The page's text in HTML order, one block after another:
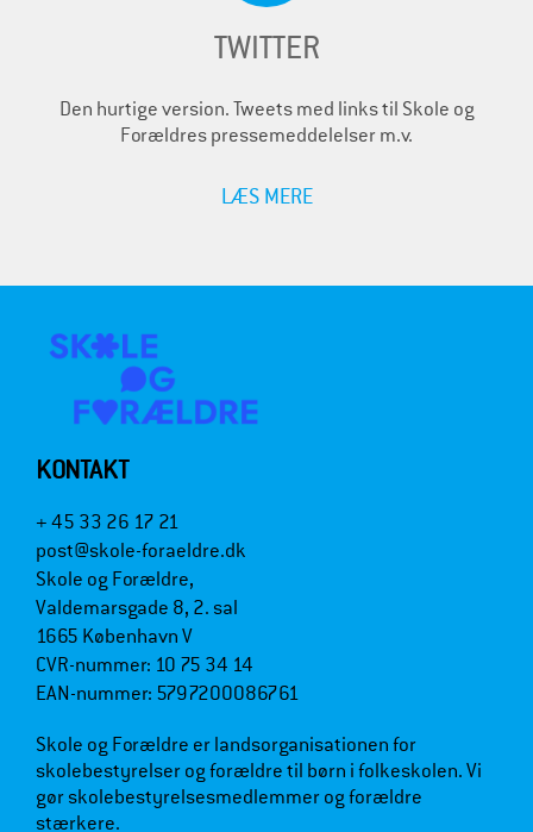
TWITTER
Den hurtige version. Tweets med links til Skole og
Forældres pressemeddelelser m.v.
LÆS MERE
KONTAKT
+ 45 33 26 17 21
post@skole-foraeldre.dk
Skole og Forældre,
Valdemarsgade 8, 2. sal
1665 København V
CVR-nummer: 10 75 34 14
EAN-nummer: 5797200086761
Skole og Forældre er landsorganisationen for
skolebestyrelser og forældre til børn i folkeskolen. Vi
gør skolebestyrelsesmedlemmer og forældre
stærkere.